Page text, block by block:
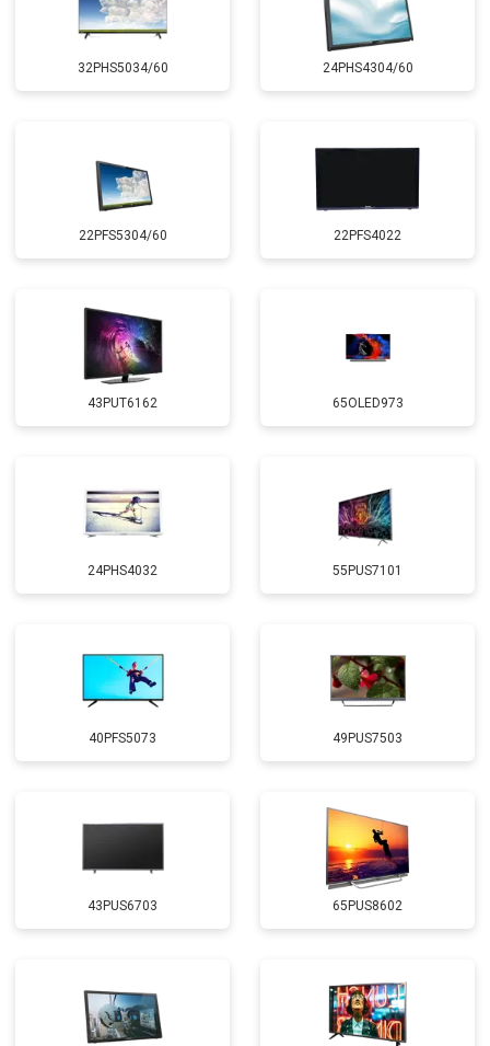
32PHS5034/60 24PHS4304/60
22PFS5304/60 22PFS4022
43PUT6162 65OLED973
24PHS4032 55PUS7101
40PFS5073 49PUS7503
43PUS6703 65PUS8602